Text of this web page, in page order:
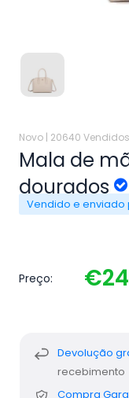
Novo | 20640 Vendidos
Mala de
dourados
Vendido e enviado
Preço:
Devolução
recebimento
Compra